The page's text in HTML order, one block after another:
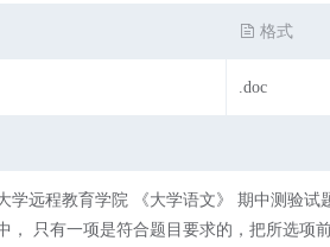
格式
.doc
选择题：本大题共 30 个小题，每小题 2 分，共 60 分。在每个小题给
， 只有一项是符合题目要求的，把所选项